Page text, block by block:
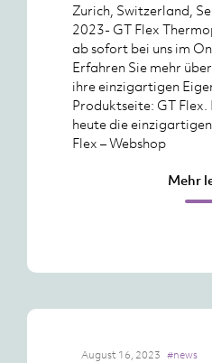
Zurich, Switzerland,
2023- GT Flex
ab sofort bei uns im
Erfahren Sie mehr
ihre einzigartigen
Produktseite: GT Flex.
heute die
Flex – Webshop
Mehr
August 16, 2023 #news